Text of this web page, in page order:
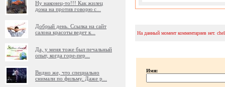
Ну наконец-то!!! Как жилец
дома на против говорю с
Добрый день. Ссылка на сайт
салона красоты ведет к
Да, у меня тоже был печальный
опыт, когда горе-пер
Видно же, что специально
снимали по фильму. Даже р
На данный момент комментариев нет.
Имя: